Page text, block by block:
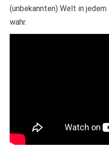
(unbekannten) Welt in
wahr.